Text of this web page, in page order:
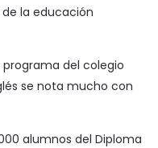
la educación
programa del colegio
se nota mucho con
alumnos del Diploma